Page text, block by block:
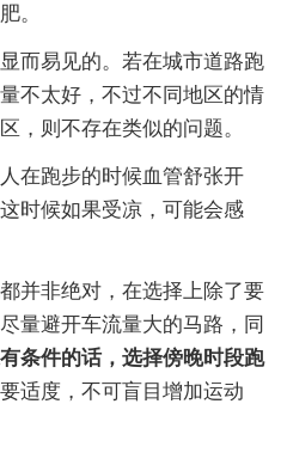
。
而易见的。若在城市道路跑
不太好，不过不同地区的情
，则不存在类似的问题。
在跑步的时候血管舒张开
时候如果受凉，可能会感
并非绝对，在选择上除了要
量避开车流量大的马路，同
条件的话，选择傍晚时段跑
适度，不可盲目增加运动